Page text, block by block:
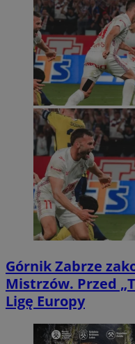
Górnik Zabrze
Mistrzów. Przed
Ligę Europy